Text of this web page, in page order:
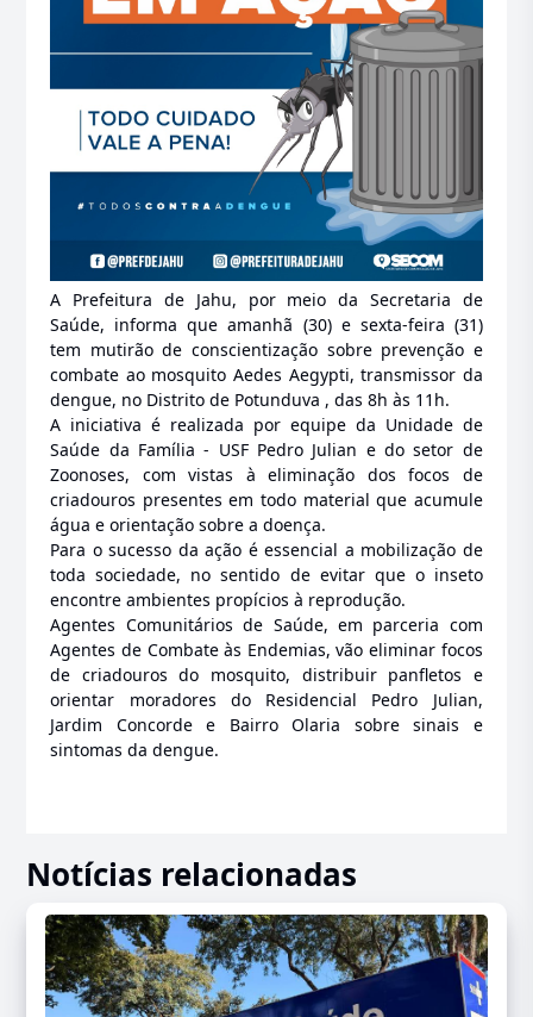
A Prefeitura de Jahu, por meio da Secretaria de
Saúde, informa que amanhã (30) e sexta-feira (31)
tem mutirão de conscientização sobre prevenção e
combate ao mosquito Aedes Aegypti, transmissor da
dengue, no Distrito de Potunduva , das 8h às 11h.
A iniciativa é realizada por equipe da Unidade de
Saúde da Família - USF Pedro Julian e do setor de
Zoonoses, com vistas à eliminação dos focos de
criadouros presentes em todo material que acumule
água e orientação sobre a doença.
Para o sucesso da ação é essencial a mobilização de
toda sociedade, no sentido de evitar que o inseto
encontre ambientes propícios à reprodução.
Agentes Comunitários de Saúde, em parceria com
Agentes de Combate às Endemias, vão eliminar focos
de criadouros do mosquito, distribuir panfletos e
orientar moradores do Residencial Pedro Julian,
Jardim Concorde e Bairro Olaria sobre sinais e
sintomas da dengue.
Notícias relacionadas